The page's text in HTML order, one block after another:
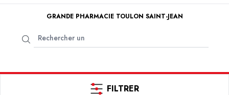
GRANDE PHARMACIE TOULON SAINT-JEAN
FILTRER